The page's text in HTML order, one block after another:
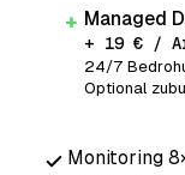
+ Managed
+ 19 € /
24/7
Optional
Monitoring